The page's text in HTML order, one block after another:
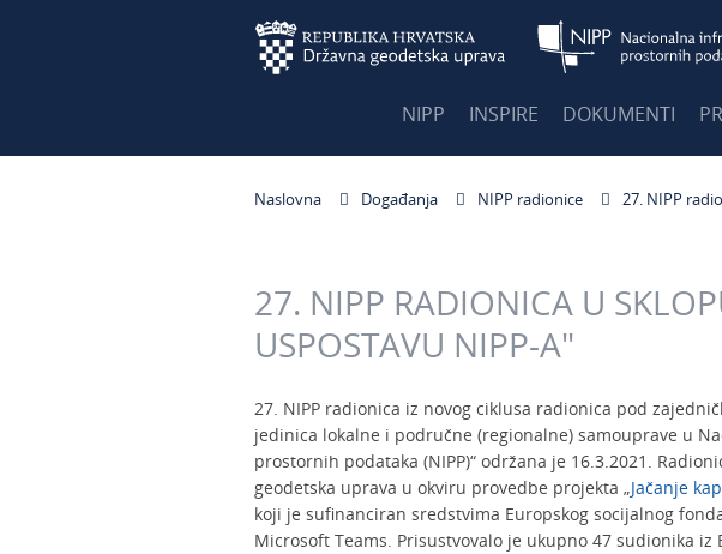
NIPP INSPIRE DOKUMENTI
Naslovna Događanja NIPP radionice 27. NIPP
27. NIPP RADIONICA U
USPOSTAVU NIPP-A"
27. NIPP radionica iz novog ciklusa radionica pod
jedinica lokalne i područne (regionalne) samouprave u
prostornih podataka (NIPP)“ održana je 16.3.2021.
geodetska uprava u okviru provedbe projekta „Jačanje
koji je sufinanciran sredstvima Europskog socijalnog
Microsoft Teams. Prisustvovalo je ukupno 47 sudionika iz